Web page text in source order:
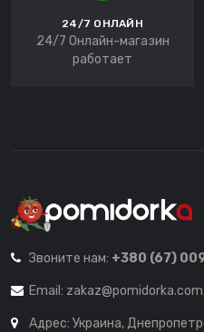
24/7 ОНЛАЙН
24/7 Онлайн-магазин
работает
Звоните нам: +380 (67)
Email:
Адрес: Украина,